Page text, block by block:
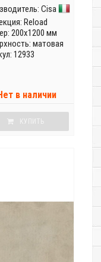
Cisa
Reload
200x1200 мм
матовая
12933
в наличии
КУПИТЬ